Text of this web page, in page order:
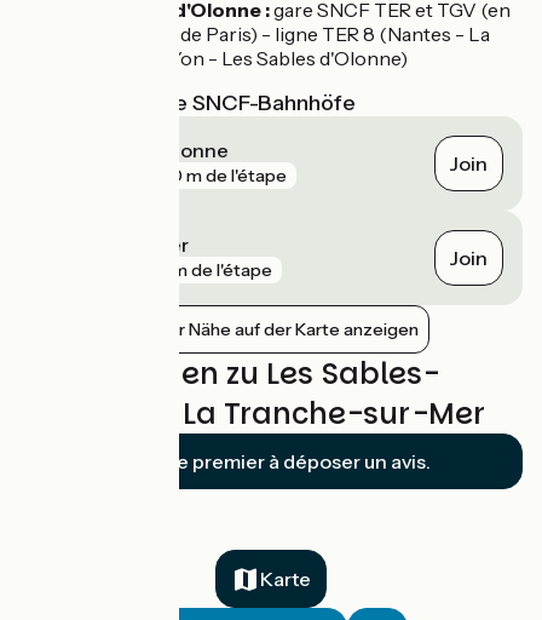
Les Sables d'Olonne :gare SNCF TER et TGV (en
provenance de Paris) - ligne TER 8 (Nantes - La
Roche-sur-Yon - Les Sables d'Olonne)
Nächstgelegene SNCF-Bahnhöfe
Les Sables-d'Olonne
980 m de l'étape Join
Olonne-sur-Mer
4 km de l'étape Join
Bahnhöfe in der Nähe auf der Karte anzeigen
Bewertungen zu Les Sables-
d'Olonne / La Tranche-sur-Mer
Soyez le premier à déposer un avis.
Karte